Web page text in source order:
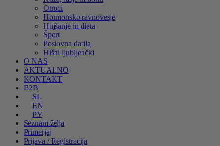
Otroci
Hormonsko ravnovesje
Hujšanje in dieta
Šport
Poslovna darila
Hišni ljubljenčki
O NAS
AKTUALNO
KONTAKT
B2B
SL
EN
РУ
Seznam želja
Primerjaj
Prijava / Registracija